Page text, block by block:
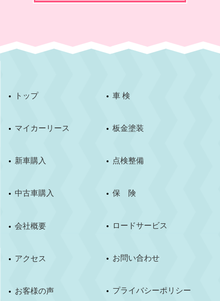
トップ
マイカーリース
新車購入
中古車購入
車 検
板金塗装
点検整備
保 険
ロードサービス
会社概要
アクセス
お客様の声
お問い合わせ
プライバシーポリシー